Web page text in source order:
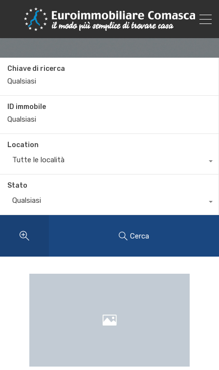
Chiave di ricerca
ID immobile
Location
Tutte le località
Stato
Qualsiasi
Cerca